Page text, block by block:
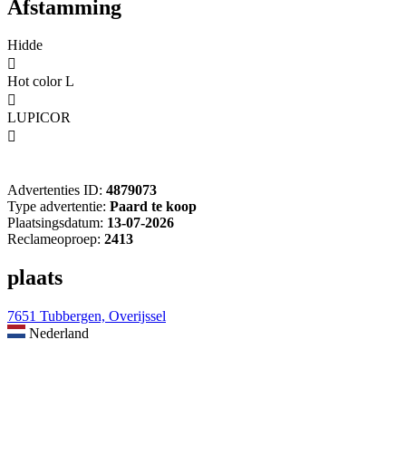
Afstamming
Hidde

Hot color L

LUPICOR

Advertenties ID: 4879073
Type advertentie: Paard te koop
Plaatsingsdatum: 13-07-2026
Reclameoproep: 2413
plaats
7651 Tubbergen, Overijssel
Nederland